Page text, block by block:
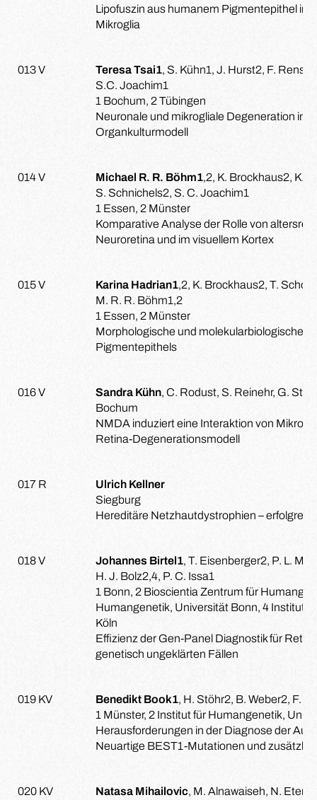
Lipofuszin aus humanem Pigmentepithel
Mikroglia
013 V Teresa Tsai1, S. Kühn1, J. Hurst2, F.
S.C. Joachim1
1 Bochum, 2 Tübingen
Neuronale und mikrogliale Degeneration in
Organkulturmodell
014 V Michael R. R. Böhm1,2, K. Brockhaus2, K.
S. Schnichels2, S. C. Joachim1
1 Essen, 2 Münster
Komparative Analyse der Rolle von
Neuroretina und im visuellem Kortex
015 V Karina Hadrian1,2, K. Brockhaus2, T.
M. R. R. Böhm1,2
1 Essen, 2 Münster
Morphologische und molekularbiologische
Pigmentepithels
016 V Sandra Kühn, C. Rodust, S. Reinehr, G.
Bochum
NMDA induziert eine Interaktion von
Retina-Degenerationsmodell
017 R
Ulrich Kellner
Siegburg
Hereditäre Netzhautdystrophien –
018 V Johannes Birtel1, T. Eisenberger2, P. L.
H. J. Bolz2,4, P. C. Issa1
1 Bonn, 2 Bioscientia Zentrum für
Humangenetik, Universität Bonn, 4 Institut
Köln
Effizienz der Gen-Panel Diagnostik für
genetisch ungeklärten Fällen
019 KV Benedikt Book1, H. Stöhr2, B. Weber2, F.
1 Münster, 2 Institut für Humangenetik,
Herausforderungen in der Diagnose der
Neuartige BEST1-Mutationen und
020 KV Natasa Mihailovic, M. Alnawaiseh, N. Eter